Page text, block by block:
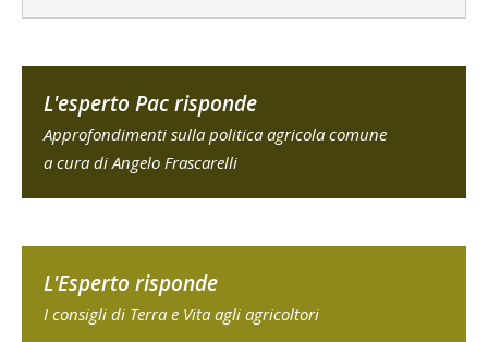
L'esperto Pac risponde
Approfondimenti sulla politica agricola comune
a cura di Angelo Frascarelli
L'Esperto risponde
I consigli di Terra e Vita agli agricoltori